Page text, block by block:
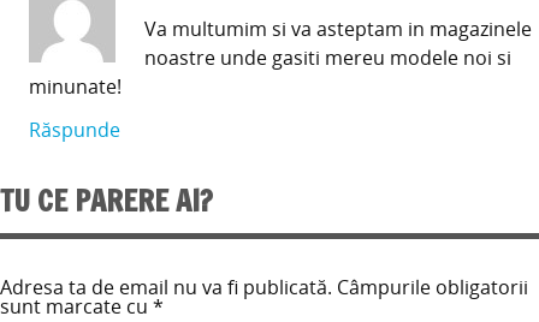
Va multumim si va asteptam in magazinele
noastre unde gasiti mereu modele noi si
minunate!
Răspunde
TU CE PARERE AI?
Adresa ta de email nu va fi publicată. Câmpurile obligatorii
sunt marcate cu *